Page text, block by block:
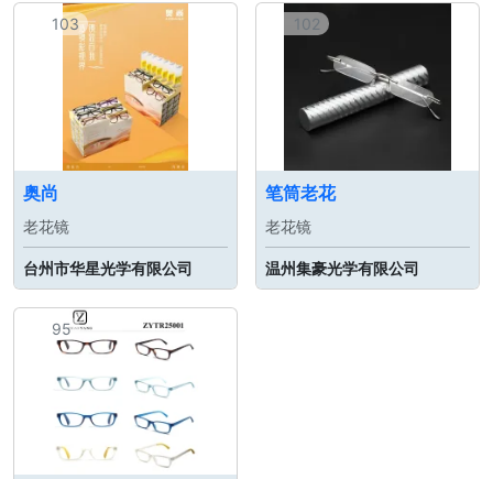
103
奥尚
老花镜
台州市华星光学有限公司
102
笔筒老花
老花镜
温州集豪光学有限公司
95